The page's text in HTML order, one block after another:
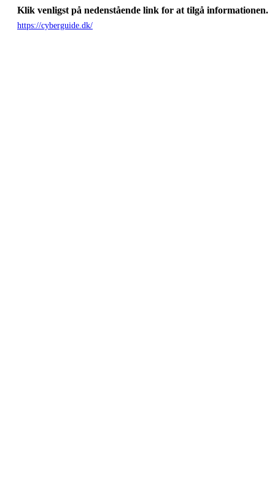
Klik venligst på nedenstående link for at tilgå informationen.
https://cyberguide.dk/